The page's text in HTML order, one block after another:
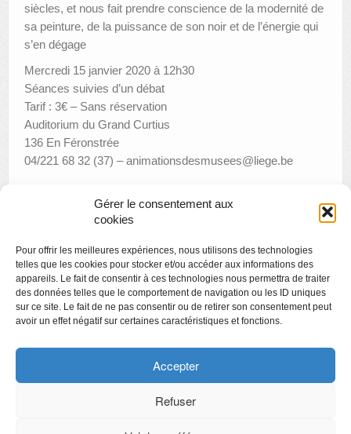
Gérer le consentement aux
cookies
Pour offrir les meilleures expériences, nous utilisons des technologies
telles que les cookies pour stocker et/ou accéder aux informations des
appareils. Le fait de consentir à ces technologies nous permettra de traiter
des données telles que le comportement de navigation ou les ID uniques
sur ce site. Le fait de ne pas consentir ou de retirer son consentement peut
avoir un effet négatif sur certaines caractéristiques et fonctions.
Accepter
Refuser
siècles, et nous fait prendre conscience de la modernité de
sa peinture, de la puissance de son noir et de l’énergie qui
s’en dégage
Mercredi 15 janvier 2020 à 12h30
Séances suivies d’un débat
Tarif : 3€ – Sans réservation
Auditorium du Grand Curtius
136 En Féronstrée
04/221 68 32 (37) – animationsdesmusees@liege.be
Conférence : Europalia Roumanie
Visite en Famille : la statuaire anthropomorphe
Copyright
Politique de confidentialité
Chartes des engagements des opérateurs culturels